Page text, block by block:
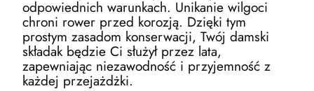
odpowiednich warunkach. Unikanie wilgoci
chroni rower przed korozją. Dzięki tym
prostym zasadom konserwacji, Twój damski
składak będzie Ci służył przez lata,
zapewniając niezawodność i przyjemność z
każdej przejażdżki.